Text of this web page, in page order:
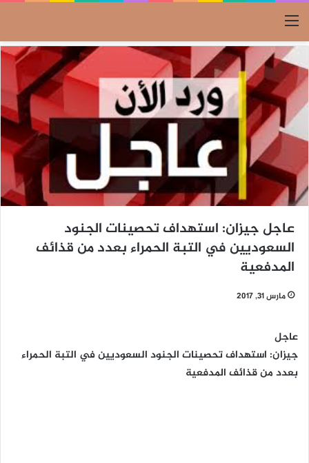
القائمة
عاجل جيزان: استهداف تحصينات الجنود
السعوديين في التبة الحمراء بعدد من قذائف
المدفعية
مارس 31, 2017
عاجل
جيزان: استهداف تحصينات الجنود السعوديين في التبة الحمراء
بعدد من قذائف المدفعية